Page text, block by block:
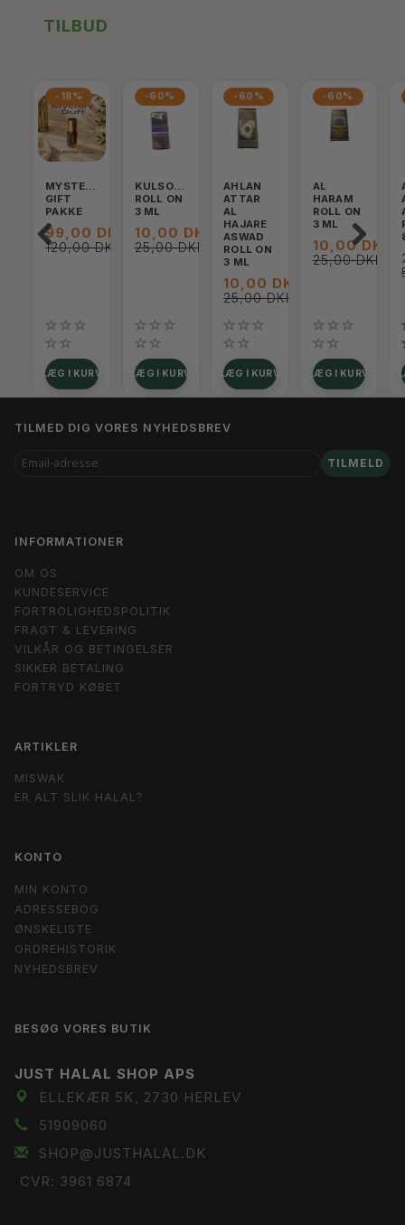
TILBUD
-18%
MYSTERY
GIFT
PAKKE
99,00 DKK
120,00 DKK
LÆG I KURV
-60%
KULSOOM
ROLL ON
3 ML
10,00 DKK
25,00 DKK
LÆG I KURV
-60%
AHLAN
ATTAR
AL
HAJARE
ASWAD
ROLL ON
3 ML
10,00 DKK
25,00 DKK
LÆG I KURV
-60%
AL
HARAM
ROLL ON
3 ML
10,00 DKK
25,00 DKK
LÆG I KURV
TILMED DIG VORES NYHEDSBREV
EMAIL-
ADRESSE
TILMELD
INFORMATIONER
OM OS
KUNDESERVICE
FORTROLIGHEDSPOLITIK
FRAGT & LEVERING
VILKÅR OG BETINGELSER
SIKKER BETALING
FORTRYD KØBET
ARTIKLER
MISWAK
ER ALT SLIK HALAL?
KONTO
MIN KONTO
ADRESSEBOG
ØNSKELISTE
ORDREHISTORIK
NYHEDSBREV
BESØG VORES BUTIK
JUST HALAL SHOP APS
ELLEKÆR 5K, 2730 HERLEV
51909060
SHOP@JUSTHALAL.DK
CVR: 3961 6874